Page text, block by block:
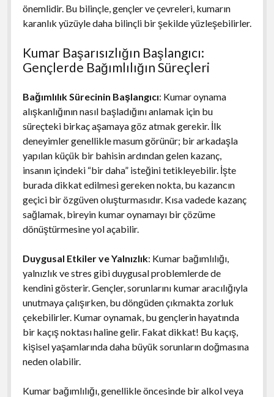
önemlidir. Bu bilinçle, gençler ve çevreleri, kumarın
karanlık yüzüyle daha bilinçli bir şekilde yüzleşebilirler.
Kumar Başarısızlığın Başlangıcı:
Gençlerde Bağımlılığın Süreçleri
Bağımlılık Sürecinin Başlangıcı: Kumar oynama
alışkanlığının nasıl başladığını anlamak için bu
süreçteki birkaç aşamaya göz atmak gerekir. İlk
deneyimler genellikle masum görünür; bir arkadaşla
yapılan küçük bir bahisin ardından gelen kazanç,
insanın içindeki “bir daha” isteğini tetikleyebilir. İşte
burada dikkat edilmesi gereken nokta, bu kazancın
geçici bir özgüven oluşturmasıdır. Kısa vadede kazanç
sağlamak, bireyin kumar oynamayı bir çözüme
dönüştürmesine yol açabilir.
Duygusal Etkiler ve Yalnızlık: Kumar bağımlılığı,
yalnızlık ve stres gibi duygusal problemlerde de
kendini gösterir. Gençler, sorunlarını kumar aracılığıyla
unutmaya çalışırken, bu döngüden çıkmakta zorluk
çekebilirler. Kumar oynamak, bu gençlerin hayatında
bir kaçış noktası haline gelir. Fakat dikkat! Bu kaçış,
kişisel yaşamlarında daha büyük sorunların doğmasına
neden olabilir.
Kumar bağımlılığı, genellikle öncesinde bir alkol veya